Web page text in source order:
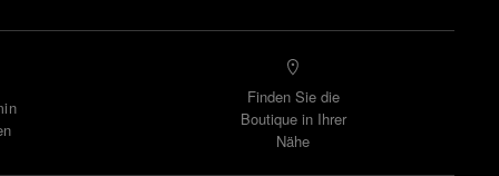
Finden Sie die
Boutique in Ihrer
Nähe